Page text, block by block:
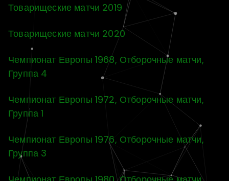
Товарищеские матчи 2019
Товарищеские матчи 2020
Чемпионат Европы 1968, Отборочные матчи,
Группа 4
Чемпионат Европы 1972, Отборочные матчи,
Группа 1
Чемпионат Европы 1976, Отборочные матчи,
Группа 3